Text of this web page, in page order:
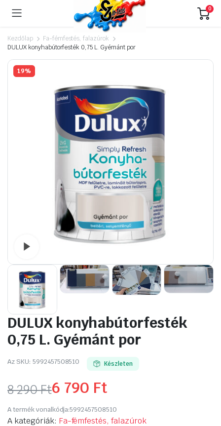
0
Kezdőlap
Fa-fémfestés, falazúrok
DULUX konyhabútorfesték 0,75 L. Gyémánt por
19%
DULUX konyhabútorfesték
0,75 L. Gyémánt por
Az SKU: 5992457508510 Készleten
8 290Ft
Original
6 790 Ft
Current
A termék vonalkódja:5992457508510
A kategóriák: Fa-fémfestés, falazúrok